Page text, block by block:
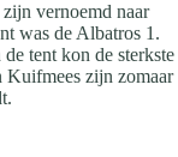
vernoemd naar
was de Albatros 1.
tent kon de sterkste
Kuifmees zijn zomaar